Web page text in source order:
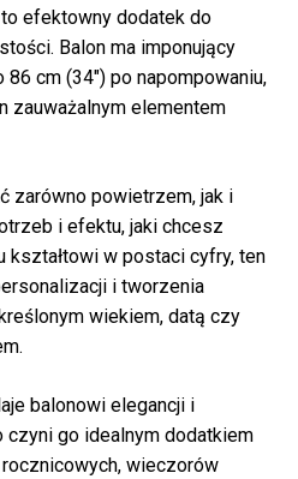
efektowny dodatek do
Balon ma imponujący
cm (34″) po napompowaniu,
zauważalnym elementem
zarówno powietrzem, jak i
i efektu, jaki chcesz
kształtowi w postaci cyfry, ten
i tworzenia
wiekiem, datą czy
balonowi elegancji i
go idealnym dodatkiem
wieczorów